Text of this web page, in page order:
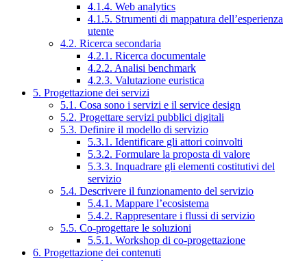
4.1.4. Web analytics
4.1.5. Strumenti di mappatura dell’esperienza
utente
4.2. Ricerca secondaria
4.2.1. Ricerca documentale
4.2.2. Analisi benchmark
4.2.3. Valutazione euristica
5. Progettazione dei servizi
5.1. Cosa sono i servizi e il service design
5.2. Progettare servizi pubblici digitali
5.3. Definire il modello di servizio
5.3.1. Identificare gli attori coinvolti
5.3.2. Formulare la proposta di valore
5.3.3. Inquadrare gli elementi costitutivi del
servizio
5.4. Descrivere il funzionamento del servizio
5.4.1. Mappare l’ecosistema
5.4.2. Rappresentare i flussi di servizio
5.5. Co-progettare le soluzioni
5.5.1. Workshop di co-progettazione
6. Progettazione dei contenuti